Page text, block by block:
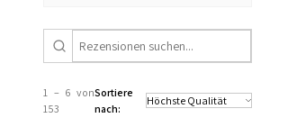
1 – 6 von
153
Sortiere
nach: